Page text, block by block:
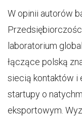
W opinii autorów
laboratorium
łączące polską
siecią kontaktów i
startupy o
eksportowym.